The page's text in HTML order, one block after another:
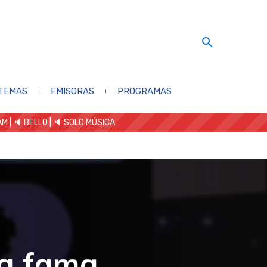
EMISORAS PROGRAMAS
| 🔈 BELLO 🔈 SOLO MÚSICA